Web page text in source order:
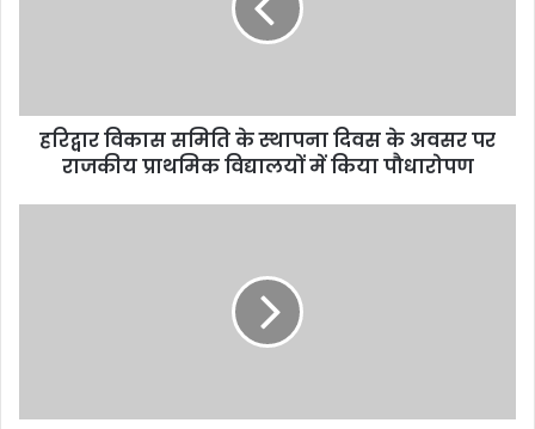
हरिद्वार विकास समिति के स्थापना दिवस के अवसर पर
राजकीय प्राथमिक विद्यालयों में किया पौधारोपण